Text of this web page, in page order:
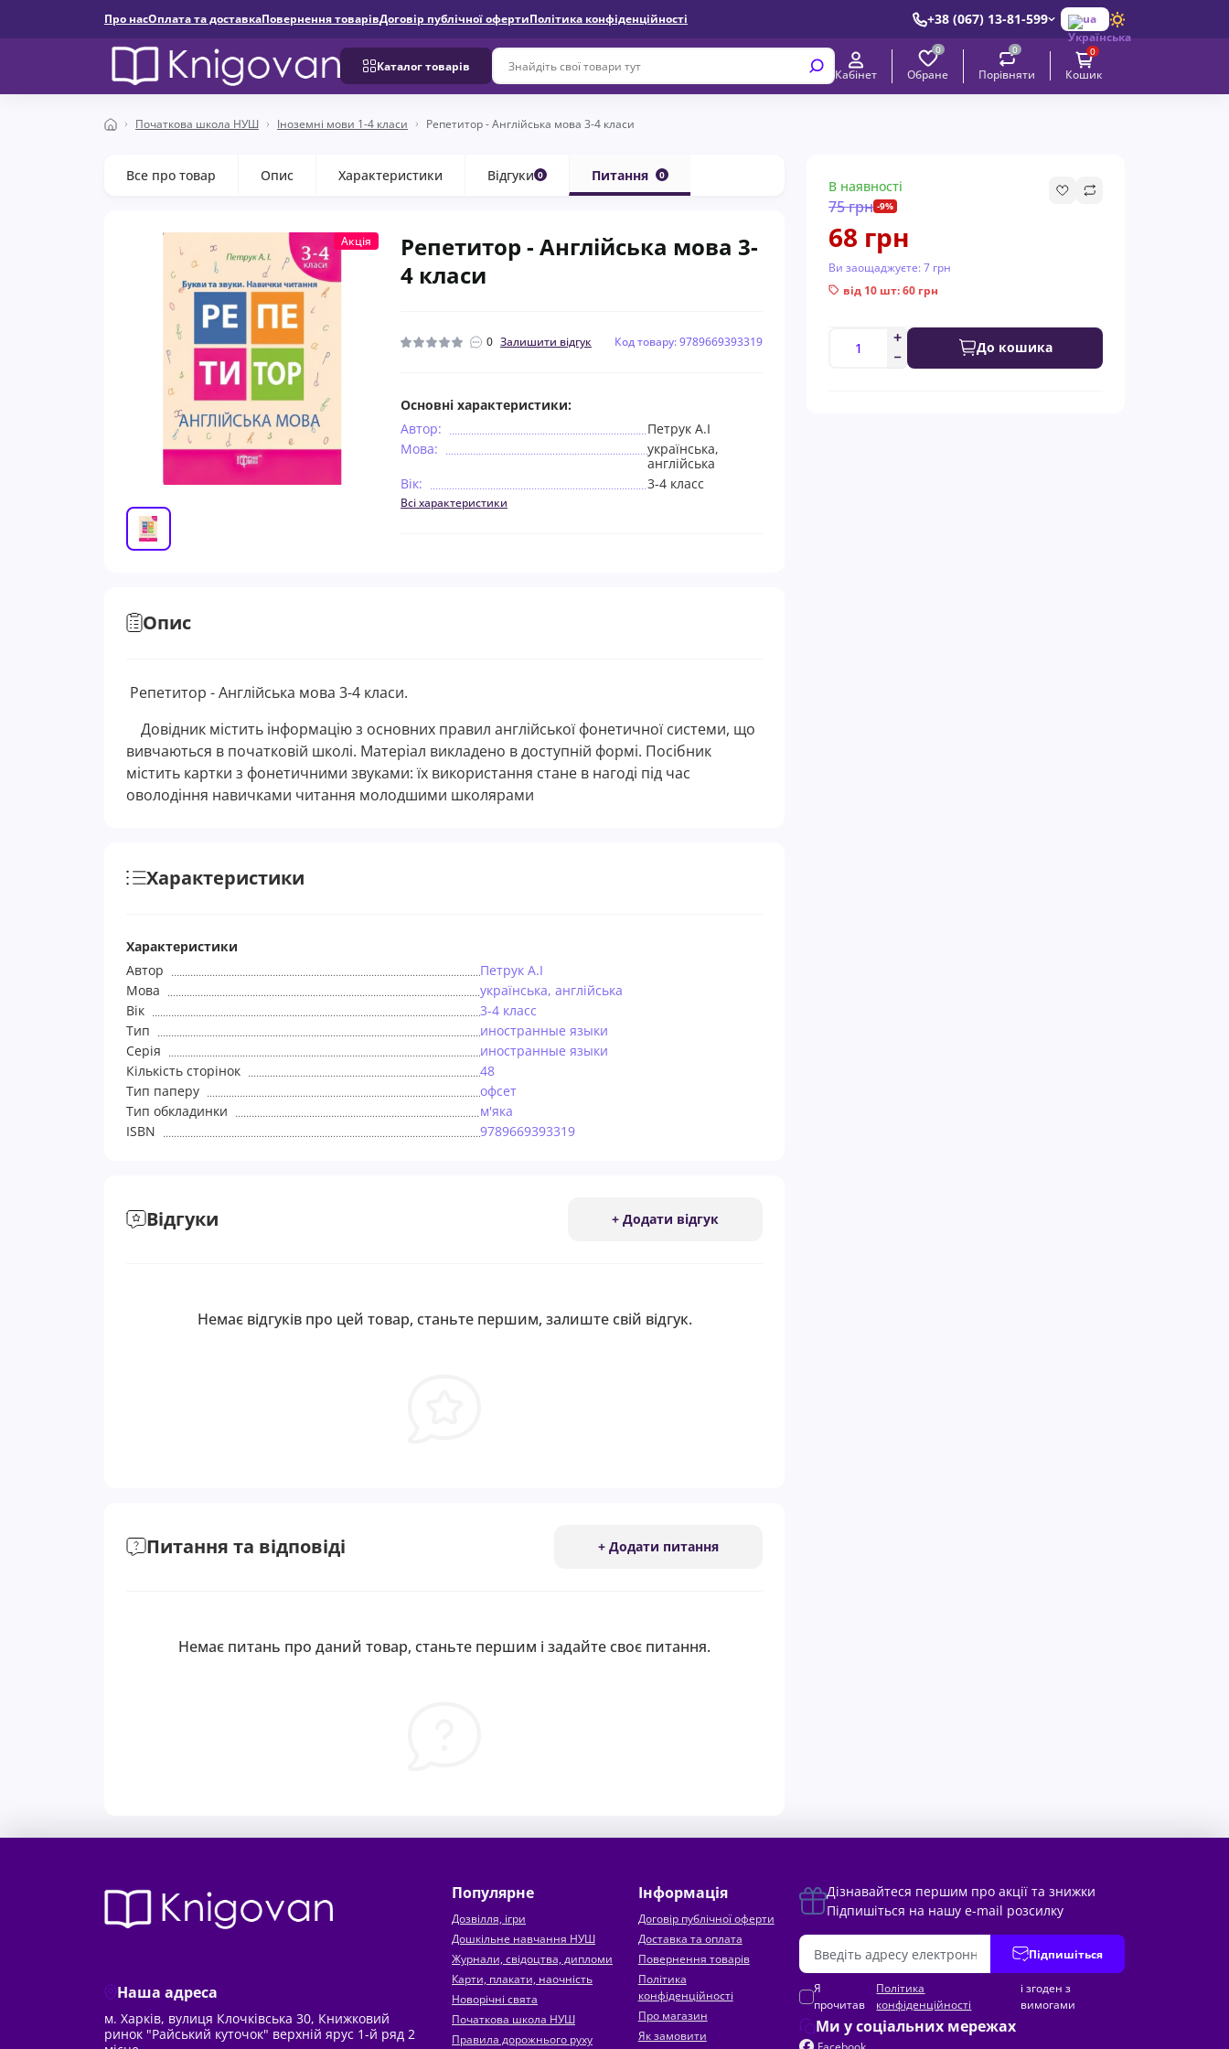
Про насОплата та доставкаПовернення товарівДоговір публічної офертиПолітика конфіденційності +38 (067) 13-81-599 ua
Каталог товарів
Кабінет
0
Обране
0
Порівняти
0
Кошик
Початкова школа НУШ Іноземні мови 1-4 класи Репетитор - Англійська мова 3-4 класи
Все про товар Опис Характеристики Відгуки 0 Питання 0
Акція
Репетитор - Англійська мова 3-
4 класи
0 Залишити відгук Код товару: 9789669393319
В наявності
75 грн -9%
68 грн
Ви заощаджуєте:7 грн
від 10 шт: 60 грн
До кошика
Основні характеристики:
Автор:
Петрук А.І
Мова:
українська,
англійська
Вік:
3-4 класс
Всі характеристики
Опис
Репетитор - Англійська мова 3-4 класи.
Довідник містить інформацію з основних правил англійської фонетичної системи, що
вивчаються в початковій школі. Матеріал викладено в доступній формі. Посібник
містить картки з фонетичними звуками: їх використання стане в нагоді під час
оволодіння навичками читання молодшими школярами
Характеристики
Характеристики
Автор
Петрук А.І
Мова
українська, англійська
Вік
3-4 класс
Тип
иностранные языки
Серія
иностранные языки
Кількість сторінок
48
Тип паперу
офсет
Тип обкладинки
м'яка
ISBN
9789669393319
Відгуки + Додати відгук
Немає відгуків про цей товар, станьте першим, залиште свій відгук.
Питання та відповіді + Додати питання
Немає питань про даний товар, станьте першим і задайте своє питання.
Наша адреса
м. Харків, вулиця Клочківська 30, Книжковий
ринок "Райський куточок" верхній ярус 1-й ряд 2
Популярне
Дозвілля, ігри
Дошкільне навчання НУШ
Журнали, свідоцтва, дипломи
Карти, плакати, наочність
Новорічні свята
Початкова школа НУШ
Правила дорожнього руху
Інформація
Договір публічної оферти
Доставка та оплата
Повернення товарів
Політика
конфіденційності
Про магазин
Як замовити
Ми у соціальних мережах
Дізнавайтеся першим про акції та знижки
Підпишіться на нашу e-mail розсилку
Підпишіться
Я
прочитав
Політика
конфіденційності
і згоден з
вимогами